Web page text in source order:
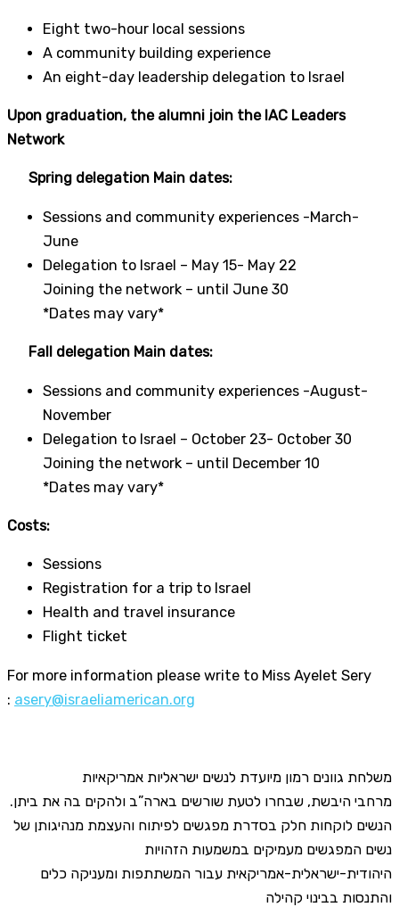
Eight two-hour local sessions
A community building experience
An eight-day leadership delegation to Israel
Upon graduation, the alumni join the IAC Leaders
Network
Spring delegation Main dates:
Sessions and community experiences -March-
June
Delegation to Israel – May 15- May 22
Joining the network – until June 30
*Dates may vary*
Fall delegation Main dates:
Sessions and community experiences -August-
November
Delegation to Israel – October 23- October 30
Joining the network – until December 10
*Dates may vary*
Costs:
Sessions
Registration for a trip to Israel
Health and travel insurance
Flight ticket
For more information please write to Miss Ayelet Sery
: asery@israeliamerican.org
משלחת גוונים רמון מיועדת לנשים ישראליות אמריקאיות
מרחבי היבשת, שבחרו לטעת שורשים בארה”ב ולהקים בה את ביתן.
הנשים לוקחות חלק בסדרת מפגשים לפיתוח והעצמת מנהיגותן של
נשים המפגשים מעמיקים במשמעות הזהויות
היהודית-ישראלית-אמריקאית עבור המשתתפות ומעניקה כלים
והתנסות בבינוי קהילה